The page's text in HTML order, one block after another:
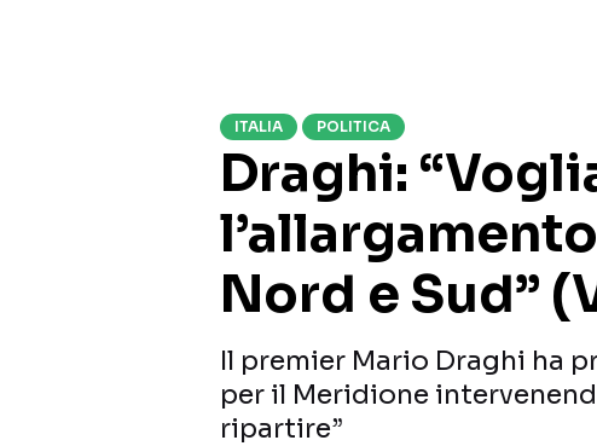
ITALIA POLITICA
Draghi:
Nord e Sud”
Il premier Mario Draghi ha
per il Meridione
ripartire”